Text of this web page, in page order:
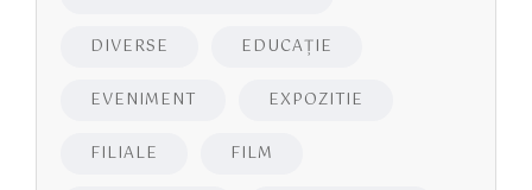
DIVERSE EDUCAŢIE
EVENIMENT EXPOZITIE
FILIALE FILM